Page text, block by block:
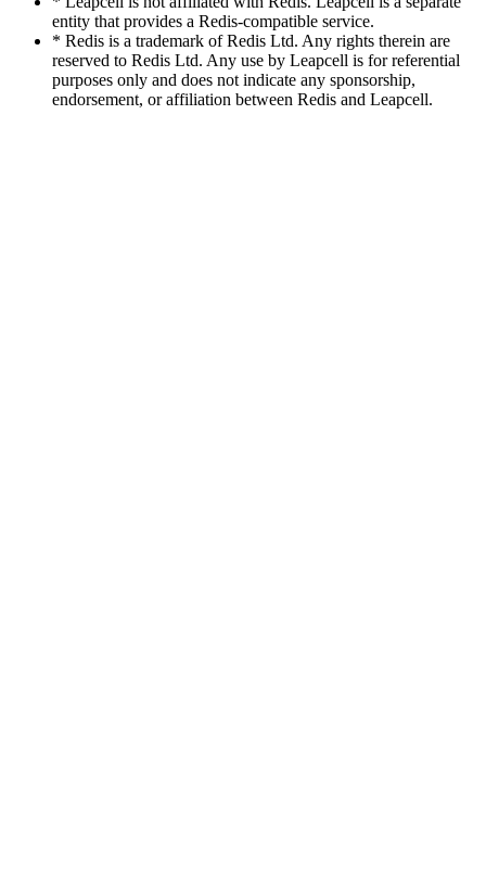
entity that provides a Redis-compatible service.
* Redis is a trademark of Redis Ltd. Any rights therein are
reserved to Redis Ltd. Any use by Leapcell is for referential
purposes only and does not indicate any sponsorship,
endorsement, or affiliation between Redis and Leapcell.